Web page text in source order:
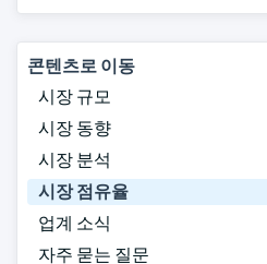
콘텐츠로 이동
시장 규모
시장 동향
시장 분석
시장 점유율
업계 소식
자주 묻는 질문